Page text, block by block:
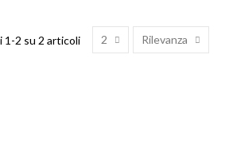
1-2 su 2 articoli 2 Rilevanza